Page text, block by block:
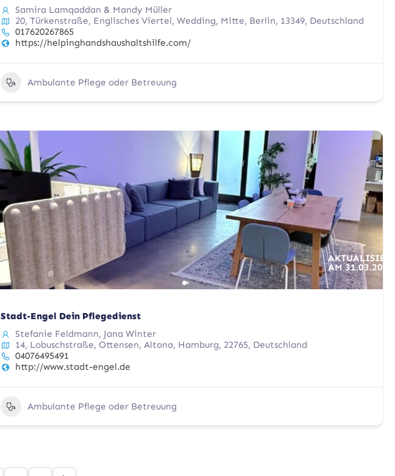
Samira Lamqaddan & Mandy Müller
20, Türkenstraße, Englisches Viertel, Wedding, Mitte, Berlin, 13349, Deutschland
017620267865
https://helpinghandshaushaltshilfe.com/
Ambulante Pflege oder Betreuung
AM 31.03.2026
Stadt-Engel Dein Pflegedienst
Stefanie Feldmann, Jana Winter
14, Lobuschstraße, Ottensen, Altona, Hamburg, 22765, Deutschland
04076495491
http://www.stadt-engel.de
Ambulante Pflege oder Betreuung